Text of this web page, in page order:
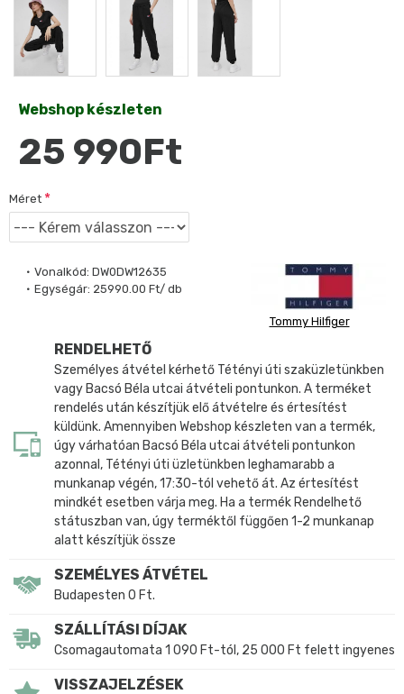
Vonalkód: DW0DW12635
Egységár: 25990.00 Ft/ db
Tommy Hilfiger
Webshop készleten
25 990Ft
Méret
RENDELHETŐ
Személyes átvétel kérhető Tétényi úti szaküzletünkben
vagy Bacsó Béla utcai átvételi pontunkon. A terméket
rendelés után készítjük elő átvételre és értesítést
küldünk. Amennyiben Webshop készleten van a termék,
úgy várhatóan Bacsó Béla utcai átvételi pontunkon
azonnal, Tétényi úti üzletünkben leghamarabb a
munkanap végén, 17:30-tól vehető át. Az értesítést
mindkét esetben várja meg. Ha a termék Rendelhető
státuszban van, úgy terméktől függően 1-2 munkanap
alatt készítjük össze
SZEMÉLYES ÁTVÉTEL
Budapesten 0 Ft.
SZÁLLÍTÁSI DÍJAK
Csomagautomata 1 090 Ft-tól, 25 000 Ft felett ingyenes
VISSZAJELZÉSEK